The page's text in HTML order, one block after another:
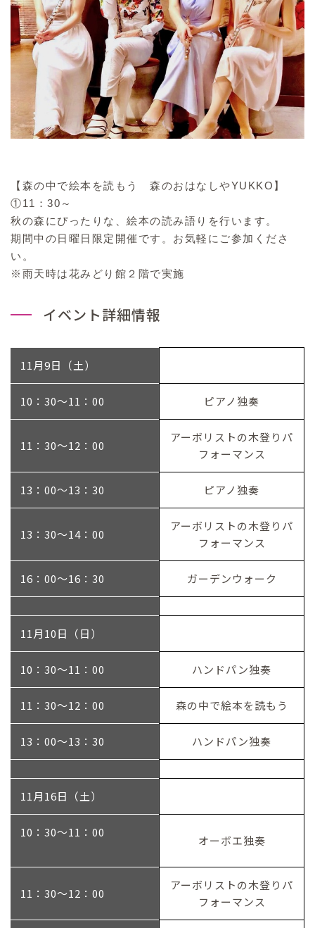
【森の中で絵本を読もう 森のおはなしやYUKKO】
①11：30～
秋の森にぴったりな、絵本の読み語りを行います。
期間中の日曜日限定開催です。お気軽にご参加くださ
い。
※雨天時は花みどり館２階で実施
イベント詳細情報
11月9日（土）
10：30～11：00 ピアノ独奏
11：30～12：00
アーボリストの木登りパ
フォーマンス
13：00～13：30 ピアノ独奏
13：30～14：00
アーボリストの木登りパ
フォーマンス
16：00～16：30 ガーデンウォーク
11月10日（日）
10：30～11：00 ハンドパン独奏
11：30～12：00 森の中で絵本を読もう
13：00～13：30 ハンドパン独奏
11月16日（土）
10：30～11：00
オーボエ独奏
11：30～12：00
アーボリストの木登りパ
フォーマンス